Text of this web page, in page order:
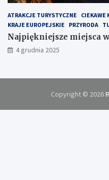
ATRAKCJE TURYSTYCZNE CIEKAWE
KRAJE EUROPEJSKIE
PRZYRODA
Najpiękniejsze miejsca
4 grudnia 2025
Copyright © 2026